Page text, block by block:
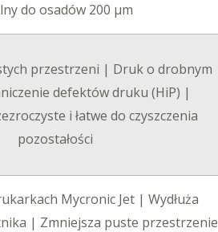
do osadów 200 μm
przestrzeni | Druk o drobnym
defektów druku (HiP) |
i łatwe do czyszczenia
pozostałości
Mycronic Jet | Wydłuża
| Zmniejsza puste przestrzenie